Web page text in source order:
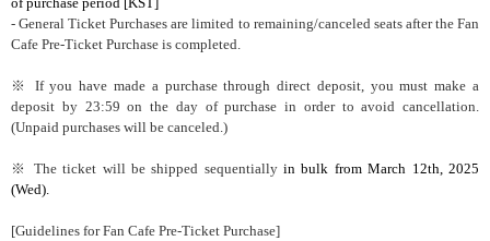
- General Ticket Purchases are limited to remaining/canceled seats after the Fan
Cafe Pre-Ticket Purchase is completed.
※
If you have made a purchase through direct deposit, you must make a
deposit by 23:59 on the day of purchase in order to avoid cancellation.
(Unpaid purchases will be canceled.)
※ The ticket will be shipped sequentiallyin bulk fromMarch 12th, 2025
(Wed).
[Guidelines for Fan Cafe Pre-Ticket Purchase]